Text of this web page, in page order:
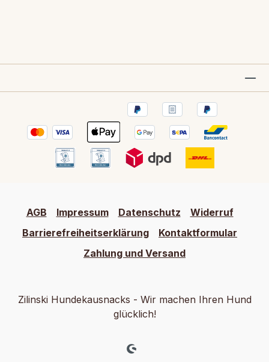
AGB Impressum Datenschutz
Widerruf
Barrierefreiheitserklärung
Kontaktformular
Zahlung und Versand
Zilinski Hundekausnacks - Wir machen Ihren Hund
glücklich!